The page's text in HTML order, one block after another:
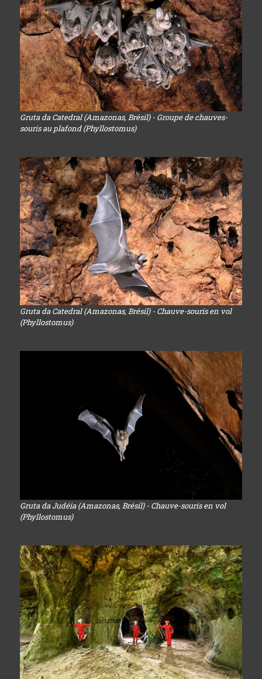
Gruta da Catedral (Amazonas, Brésil) - Groupe de chauves-
souris au plafond (Phyllostomus)
Gruta da Catedral (Amazonas, Brésil) - Chauve-souris en vol
(Phyllostomus)
Gruta da Judéia (Amazonas, Brésil) - Chauve-souris en vol
(Phyllostomus)